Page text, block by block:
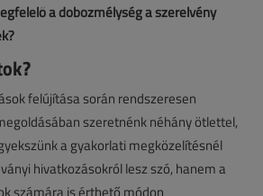
a dobozmélység a szerelvény
felújítása során rendszeresen
szeretnénk néhány ötlettel,
a gyakorlati megközelítésnél
hivatkozásokról lesz szó, hanem a
számára is érthető módon